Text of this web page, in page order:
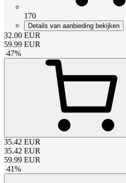
170
Details van aanbieding bekijken
32.00 EUR
59.99 EUR
-47%
35.42 EUR
35.42 EUR
59.99 EUR
-41%